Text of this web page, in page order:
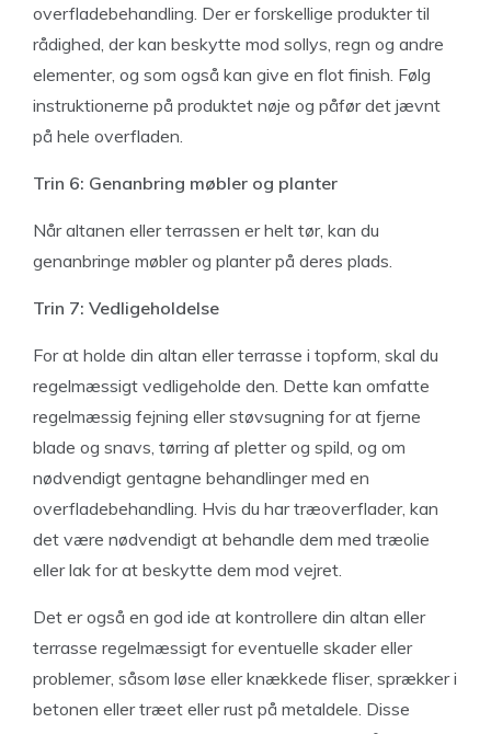
overfladebehandling. Der er forskellige produkter til
rådighed, der kan beskytte mod sollys, regn og andre
elementer, og som også kan give en flot finish. Følg
instruktionerne på produktet nøje og påfør det jævnt
på hele overfladen.
Trin 6: Genanbring møbler og planter
Når altanen eller terrassen er helt tør, kan du
genanbringe møbler og planter på deres plads.
Trin 7: Vedligeholdelse
For at holde din altan eller terrasse i topform, skal du
regelmæssigt vedligeholde den. Dette kan omfatte
regelmæssig fejning eller støvsugning for at fjerne
blade og snavs, tørring af pletter og spild, og om
nødvendigt gentagne behandlinger med en
overfladebehandling. Hvis du har træoverflader, kan
det være nødvendigt at behandle dem med træolie
eller lak for at beskytte dem mod vejret.
Det er også en god ide at kontrollere din altan eller
terrasse regelmæssigt for eventuelle skader eller
problemer, såsom løse eller knækkede fliser, sprækker i
betonen eller træet eller rust på metaldele. Disse